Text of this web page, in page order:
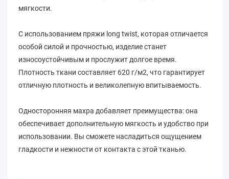
мягкости.
С использованием пряжи long twist, которая отличается
особой силой и прочностью, изделие станет
износоустойчивым и прослужит долгое время.
Плотность ткани составляет 620 г/м2, что гарантирует
отличную плотность и великолепную впитываемость.
Односторонняя махра добавляет преимущества: она
обеспечивает дополнительную мягкость и удобство при
использовании. Вы сможете насладиться ощущением
гладкости и нежности от контакта с этой тканью.